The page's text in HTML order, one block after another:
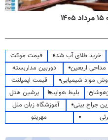
خرید طلای آب شده
قیمت موکت
مداحی اربعین
دوربین مداربسته
مواد شیمیایی
قیمت ایمپلنت
بلیط هواپیما
پرشین هتل
جراح بینی
آموزشگاه زبان ملل
مهرینو